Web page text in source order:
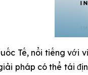
Tế, nổi tiếng với
pháp có thể tái